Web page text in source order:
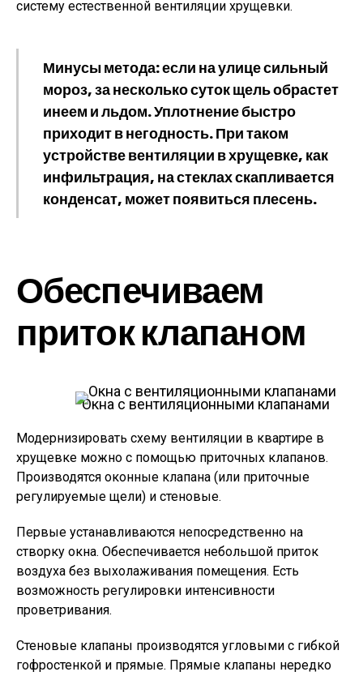
систему естественной вентиляции хрущевки.
Минусы метода: если на улице сильный
мороз, за несколько суток щель обрастет
инеем и льдом. Уплотнение быстро
приходит в негодность. При таком
устройстве вентиляции в хрущевке, как
инфильтрация, на стеклах скапливается
конденсат, может появиться плесень.
Обеспечиваем
приток клапаном
Окна с вентиляционными клапанами
Модернизировать схему вентиляции в квартире в
хрущевке можно с помощью приточных клапанов.
Производятся оконные клапана (или приточные
регулируемые щели) и стеновые.
Первые устанавливаются непосредственно на
створку окна. Обеспечивается небольшой приток
воздуха без выхолаживания помещения. Есть
возможность регулировки интенсивности
проветривания.
Стеновые клапаны производятся угловыми с гибкой
гофростенкой и прямые. Прямые клапаны нередко